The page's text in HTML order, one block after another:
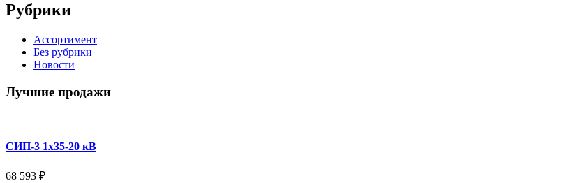
Рубрики
Ассортимент
Без рубрики
Новости
Лучшие продажи
СИП-3 1x35-20 кВ
68 593 ₽